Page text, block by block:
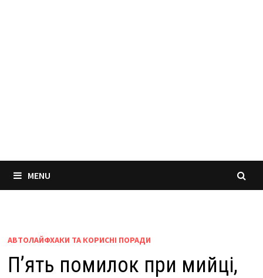
MENU
АВТОЛАЙФХАКИ ТА КОРИСНІ ПОРАДИ
П’ять помилок при мийці,